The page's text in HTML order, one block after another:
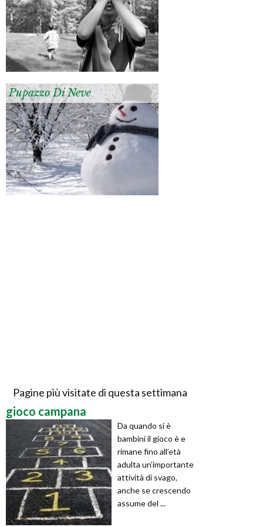
Pupazzo Di Neve
Pagine più visitate di questa settimana
gioco campana
Da quando si è
bambini il gioco è e
rimane fino all’età
adulta un’importante
attività di svago,
anche se crescendo
assume del ...